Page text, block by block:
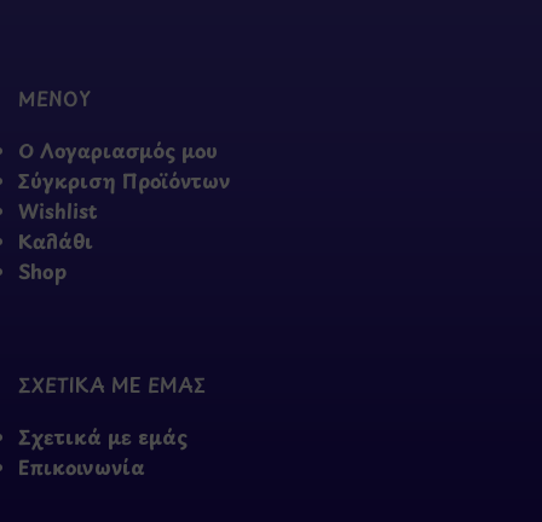
ΜΕΝΟΥ
Ο Λογαριασμός μου
Σύγκριση Προϊόντων
Wishlist
Καλάθι
Shop
ΣΧΕΤΙΚΑ ΜΕ ΕΜΑΣ
Σχετικά με εμάς
Επικοινωνία